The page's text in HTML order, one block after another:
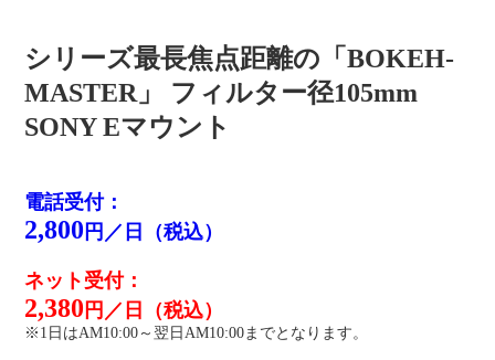
シリーズ最長焦点距離の「BOKEH-
MASTER」 フィルター径105mm
SONY Eマウント
電話受付：
2,800 円／日（税込）
ネット受付：
2,380 円／日（税込）
※1日はAM10:00～翌日AM10:00までとなります。